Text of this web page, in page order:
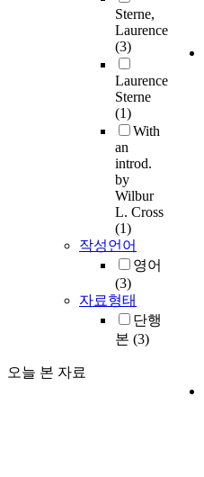
Sterne,
Laurence
(3)
Laurence
Sterne
(1)
With
an
introd.
by
Wilbur
L. Cross
(1)
작성언어
영어
(3)
자료형태
단행
본 (3)
오늘 본 자료